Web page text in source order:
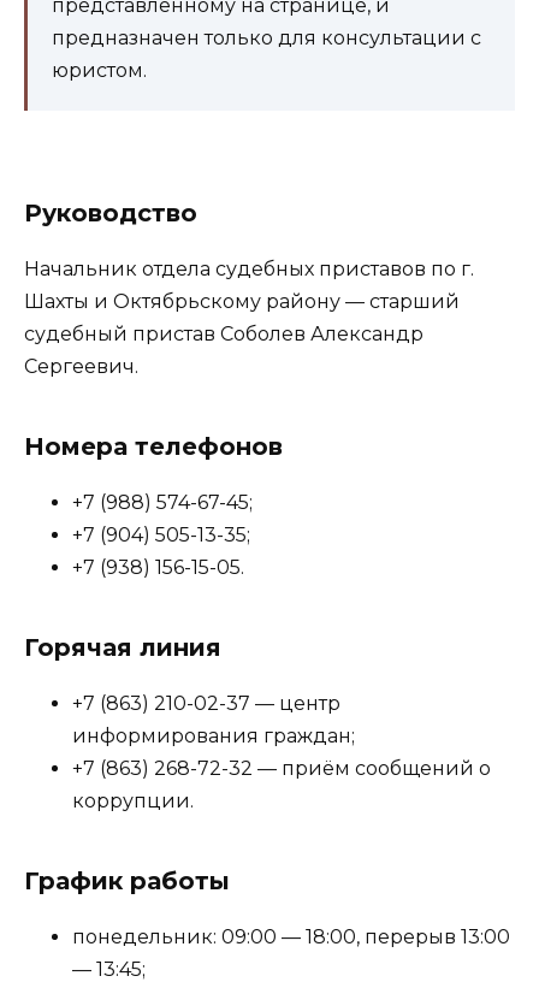
представленному на странице, и
предназначен только для консультации с
юристом.
Руководство
Начальник отдела судебных приставов по г.
Шахты и Октябрьскому району — старший
судебный пристав Соболев Александр
Сергеевич.
Номера телефонов
+7 (988) 574-67-45;
+7 (904) 505-13-35;
+7 (938) 156-15-05.
Горячая линия
+7 (863) 210-02-37 — центр
информирования граждан;
+7 (863) 268-72-32 — приём сообщений о
коррупции.
График работы
понедельник: 09:00 — 18:00, перерыв 13:00
— 13:45;